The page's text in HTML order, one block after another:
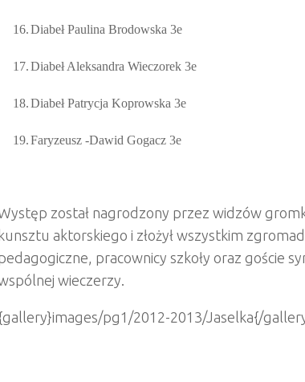
16.Diabeł Paulina Brodowska 3e
17.Diabeł Aleksandra Wieczorek 3e
18.Diabeł Patrycja Koprowska 3e
19.Faryzeusz -Dawid Gogacz 3e
został nagrodzony przez widzów
kunsztu aktorskiego i złożył wszystkim
pracownicy szkoły oraz goście
wieczerzy.
pg1/2012-2013/Jaselka{/